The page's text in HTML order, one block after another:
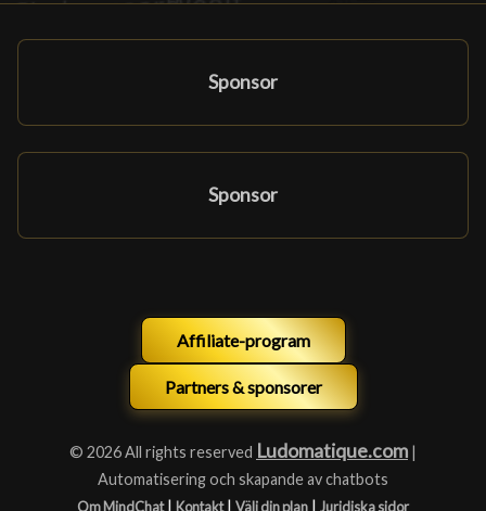
Sponsor
Sponsor
Affiliate-program
Partners & sponsorer
© 2026 All rights reserved Ludomatique.com |
Automatisering och skapande av chatbots
Om MindChat | Kontakt | Välj din plan | Juridiska sidor